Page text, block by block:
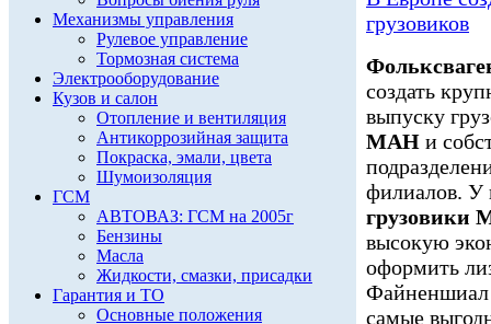
Механизмы управления
Рулевое управление
Тормозная система
Электрооборудование
Кузов и салон
Отопление и вентиляция
Антикоррозийная защита
Покраска, эмали, цвета
Шумоизоляция
ГСМ
АВТОВАЗ: ГСМ на 2005г
Бензины
Масла
Жидкости, смазки, присадки
Гарантия и ТО
Основные положения
грузовиков
создать
выпуску
МАН и
филиалов. У
грузовики
высокую
оформить
самые